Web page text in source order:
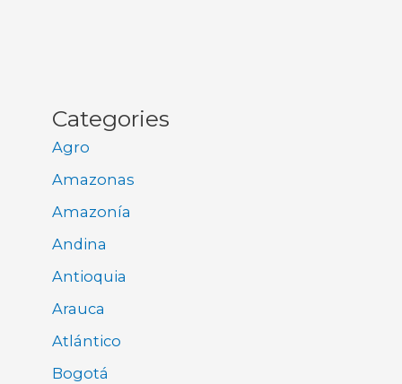
Categories
Agro
Amazonas
Amazonía
Andina
Antioquia
Arauca
Atlántico
Bogotá